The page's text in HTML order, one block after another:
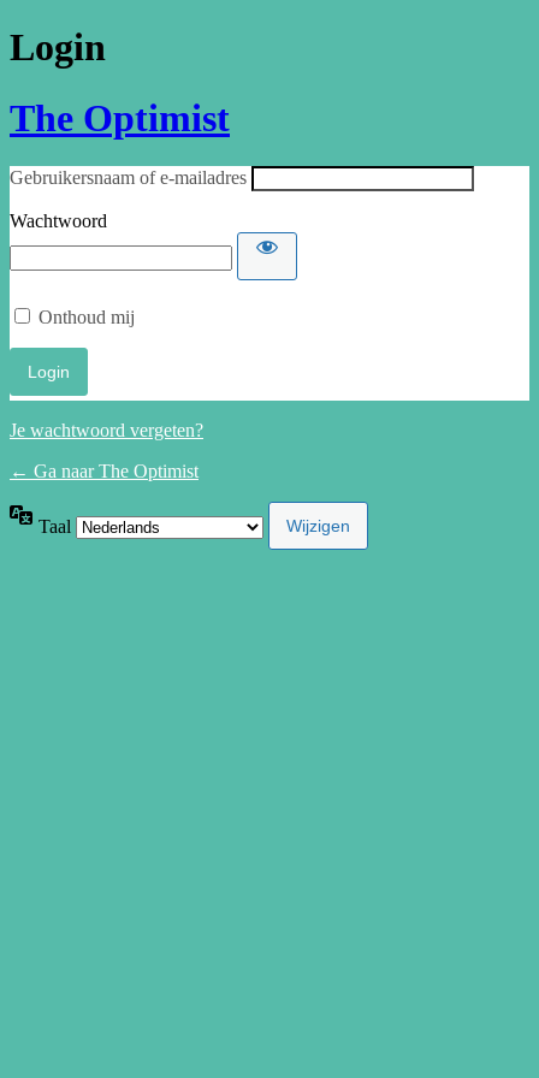
Login
The Optimist
Gebruikersnaam of e-mailadres
Wachtwoord
Onthoud mij
Je wachtwoord vergeten?
← Ga naar The Optimist
Taal